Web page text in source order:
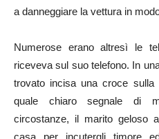
a danneggiare la vettura in
Numerose erano altresì le
riceveva sul suo telefono. In
trovato incisa una croce sulla
quale chiaro segnale di
circostanze, il marito geloso
casa per incutergli timore